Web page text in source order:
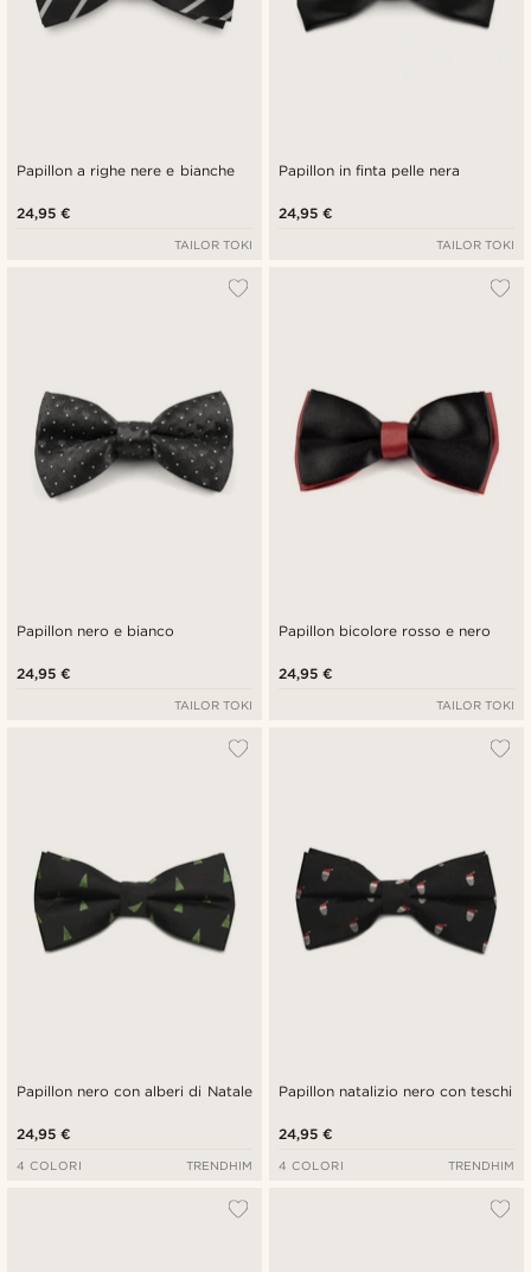
Papillon a righe nere e bianche
24,95 €
TAILOR TOKI
Papillon in finta pelle nera
24,95 €
TAILOR TOKI
Papillon nero e bianco
24,95 €
TAILOR TOKI
Papillon bicolore rosso e nero
24,95 €
TAILOR TOKI
Papillon nero con alberi di Natale
24,95 €
4 COLORI TRENDHIM
Papillon natalizio nero con teschi
24,95 €
4 COLORI TRENDHIM